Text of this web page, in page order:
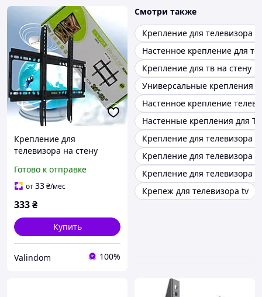
Крепление для
телевизора на стену
дюймов / Кронштейн
Держатель для ТВ
Готово к отправке
от33₴/мес
333₴
Купить
Valindom 100%
Смотри также
Крепление для телевизора
Настенное крепление для
Крепление для тв на стену
Универсальные крепления
Настенное крепление
Настенные крепления для ТВ
Крепление для телевизора
Крепление для телевизора
Крепление для телевизора
Крепеж для телевизора tv